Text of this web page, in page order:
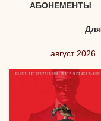
АБОНЕМЕНТЫ
август 2026